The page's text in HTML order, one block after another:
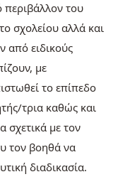
περιβάλλον του
σχολείου αλλά και
από ειδικούς
με
το επίπεδο
τρια καθώς και
σχετικά με τον
τον βοηθά να
διαδικασία.